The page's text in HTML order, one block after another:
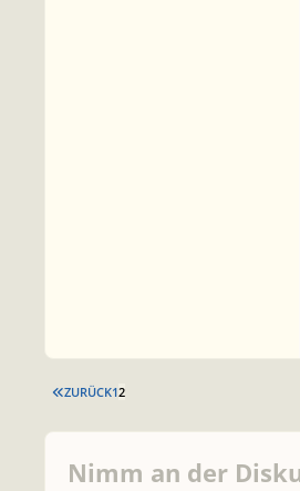
ERSTE SEITE
ZURÜCK12
Nimm an der